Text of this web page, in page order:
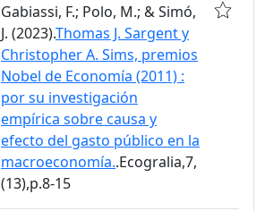
Gabiassi, F.; Polo, M.; & Simó,
J. (2023).Thomas J. Sargent y
Christopher A. Sims, premios
Nobel de Economía (2011) :
por su investigación
empírica sobre causa y
efecto del gasto público en la
macroeconomía..Ecogralia,7,
(13),p.8-15